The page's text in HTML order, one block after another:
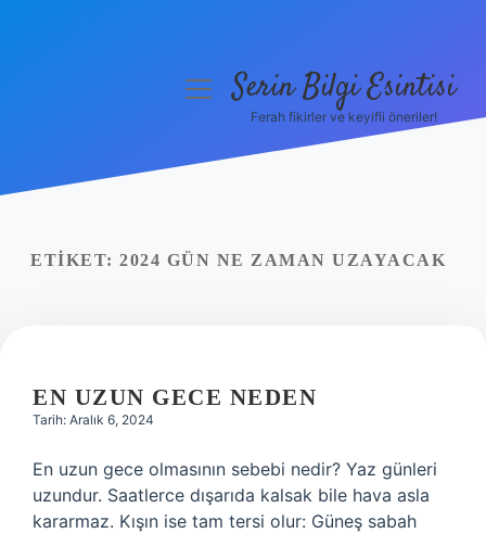
Yasal Uyarı
menüyüSerin Bilgi Esintisi
Ferah fikirler ve keyifli öneriler!
ETIKET: 2024 GÜN NE ZAMAN UZAYACAK
EN UZUN GECE NEDEN
Tarih: Aralık 6, 2024
En uzun gece olmasının sebebi nedir? Yaz günleri
uzundur. Saatlerce dışarıda kalsak bile hava asla
kararmaz. Kışın ise tam tersi olur: Güneş sabah